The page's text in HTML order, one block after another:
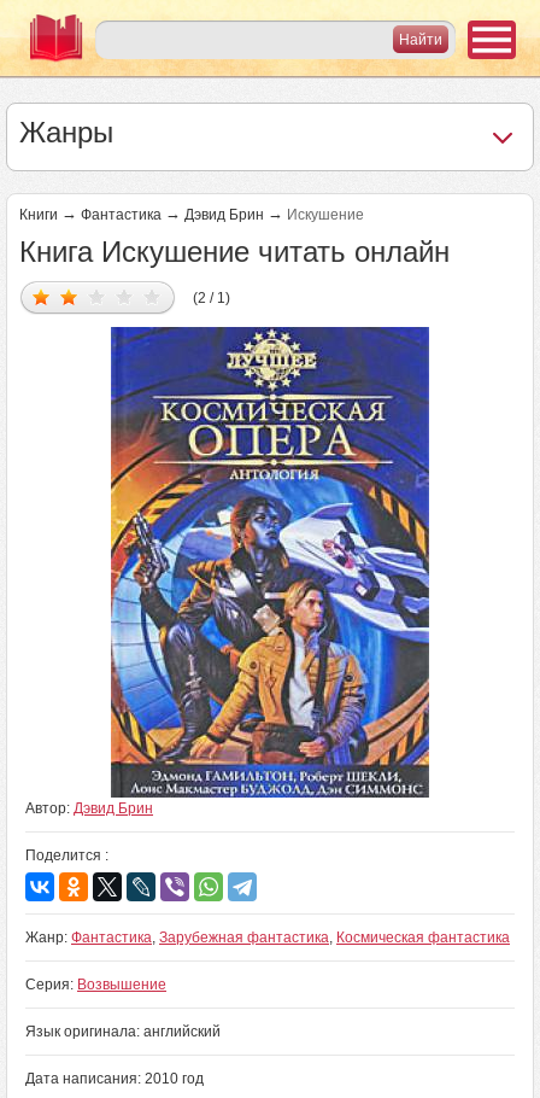
Жанры
Книги → Фантастика → Дэвид Брин → Искушение
Книга Искушение читать онлайн
(2 / 1)
Автор: Дэвид Брин
Поделится :
Жанр: Фантастика, Зарубежная фантастика, Космическая фантастика
Серия: Возвышение
Язык оригинала: английский
Дата написания: 2010 год